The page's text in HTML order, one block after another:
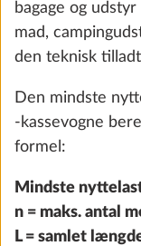
bagage og
mad,
den teknisk
Den mindste
-kassevogne
formel:
Mindste
n = maks. antal
L = samlet